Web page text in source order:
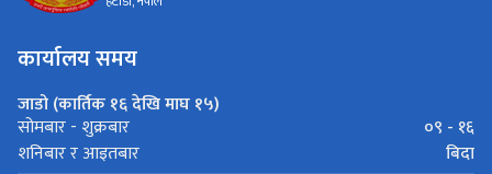
कार्यालय समय
जाडो (कार्तिक १६ देखि माघ १५)
सोमबार - शुक्रबार
०९ - १६
शनिबार र आइतबार
बिदा